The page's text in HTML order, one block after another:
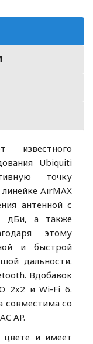
Ubiquiti
точку
AirMAX
антенной с
дБи, а также
этому
и быстрой
дальности.
Вдобавок
2х2 и Wi-Fi 6.
совместима со
AP.
и имеет